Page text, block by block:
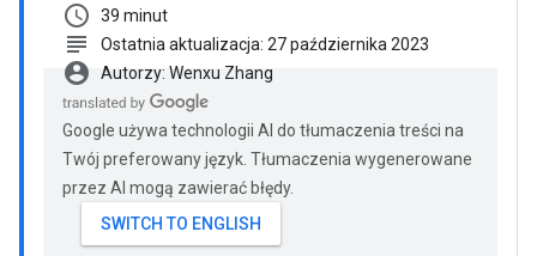
schedule 39 minut
subject Ostatnia aktualizacja: 27 października 2023
account_circle Autorzy: Wenxu Zhang
Google używa technologii AI do tłumaczenia treści na
Twój preferowany język. Tłumaczenia wygenerowane
przez AI mogą zawierać błędy.